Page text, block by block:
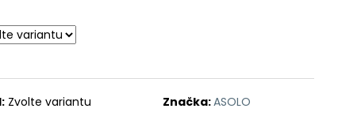
Zvolte variantu Značka:ASOLO